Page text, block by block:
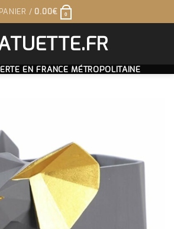
PANIER / 0.00€ 0
EN FRANCE MÉTROPOLITAINE